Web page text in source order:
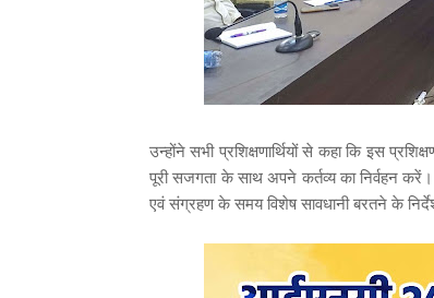
उन्होंने सभी प्रशिक्षणार्थियों से कहा कि इस
पूरी सजगता के साथ अपने कर्तव्य का निर्वहन करें।
एवं संग्रहण के समय विशेष सावधानी बरतने के